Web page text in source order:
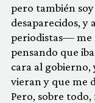
pero también
desaparecidos, y
periodistas— me
pensando que
cara al gobierno,
vieran y que me
Pero, sobre